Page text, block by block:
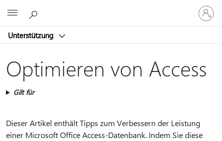
Unterstützung
Bei
Ihrem
Konto
Optimieren von Access
Gilt für
Dieser Artikel enthält Tipps zum Verbessern der Leistung
einer Microsoft Office Access-Datenbank. Indem Sie diese